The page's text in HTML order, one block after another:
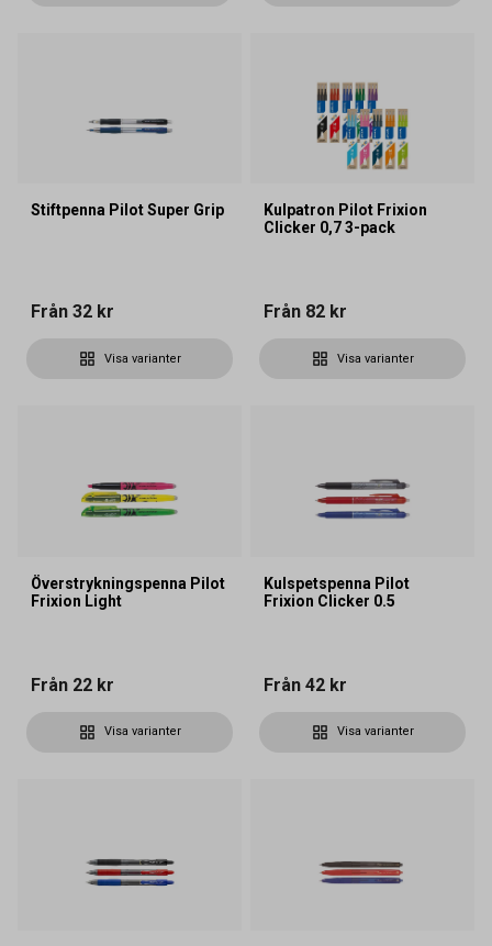
Stiftpenna Pilot Super Grip
Från 32 kr
Visa varianter
Kulpatron Pilot Frixion
Clicker 0,7 3-pack
Från 82 kr
Visa varianter
Överstrykningspenna Pilot
Frixion Light
Från 22 kr
Visa varianter
Kulspetspenna Pilot
Frixion Clicker 0.5
Från 42 kr
Visa varianter